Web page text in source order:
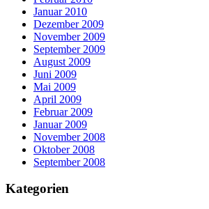
Januar 2010
Dezember 2009
November 2009
September 2009
August 2009
Juni 2009
Mai 2009
April 2009
Februar 2009
Januar 2009
November 2008
Oktober 2008
September 2008
Kategorien